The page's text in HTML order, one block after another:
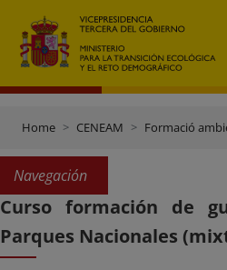
Home CENEAM Formació
Navegación
Curso formación de
Parques Nacionales